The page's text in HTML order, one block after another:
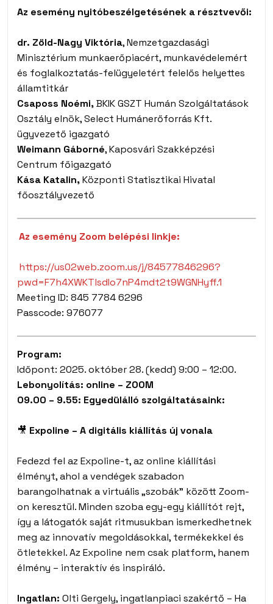
Az esemény nyitóbeszélgetésének a résztvevői:
dr. Zöld-Nagy Viktória, Nemzetgazdasági
Minisztérium munkaerőpiacért, munkavédelemért
és foglalkoztatás-felügyeletért felelős helyettes
államtitkár
Csaposs Noémi,BKIK GSZT Humán Szolgáltatások
Osztály elnök, Select Humánerőforrás Kft.
ügyvezető igazgató
Weimann Gáborné, Kaposvári Szakképzési
Centrum főigazgató
Kása Katalin,Központi Statisztikai Hivatal
főosztályvezető
Az esemény Zoom belépési linkje:
https://us02web.zoom.us/j/84577846296?
pwd=F7h4XWKTlsdIo7nP4mdt2t9WGNHyff.1
Meeting ID: 845 7784 6296
Passcode: 976077
Program:
Időpont: 2025. október 28. (kedd) 9:00 – 12:00.
Lebonyolítás: online – ZOOM
09.00 – 9.55: Egyedülálló szolgáltatásaink:
🎥 Expoline – A digitális kiállítás új vonala
Fedezd fel az Expoline-t, az online kiállítási
élményt, ahol a vendégek szabadon
barangolhatnak a virtuális „szobák” között Zoom-
on keresztül. Minden szoba egy-egy kiállítót rejt,
így a látogatók saját ritmusukban ismerkedhetnek
meg az innovatív megoldásokkal, termékekkel és
ötletekkel. Az Expoline nem csak platform, hanem
élmény – interaktív és inspiráló.
Ingatlan: Olti Gergely, ingatlanpiaci szakértő – Ha